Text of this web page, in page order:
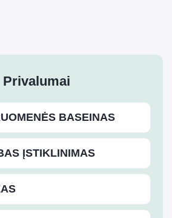
Privalumai
BASEINAS
ĮSTIKLINIMAS